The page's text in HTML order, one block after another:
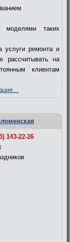
таких
услуги ремонта и
рассчитывать на
клиентам
143-22-26